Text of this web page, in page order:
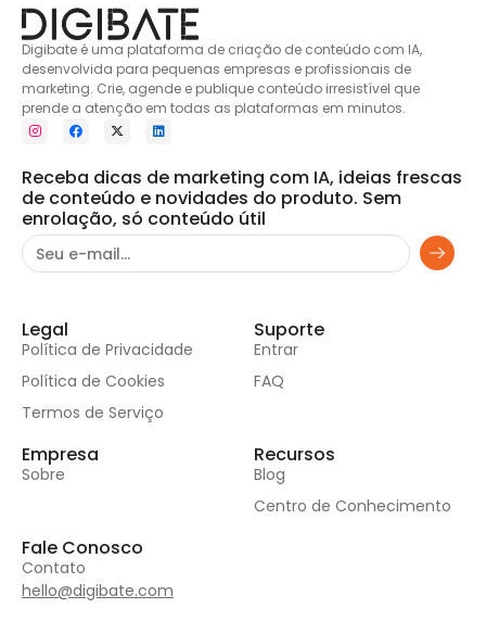
Digibate é uma plataforma de criação de conteúdo com IA,
desenvolvida para pequenas empresas e profissionais de
marketing. Crie, agende e publique conteúdo irresistível que
prende a atenção em todas as plataformas em minutos.
Receba dicas de marketing com IA, ideias frescas
de conteúdo e novidades do produto. Sem
enrolação, só conteúdo útil
Legal
Política de Privacidade
Política de Cookies
Termos de Serviço
Suporte
Entrar
FAQ
Empresa
Sobre
Recursos
Blog
Centro de Conhecimento
Fale Conosco
Contato
hello@digibate.com